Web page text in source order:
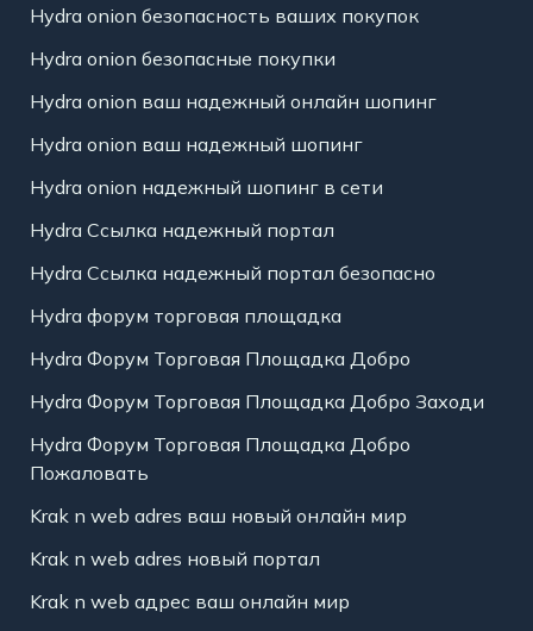
Hydra onion безопасность ваших покупок
Hydra onion безопасные покупки
Hydra onion ваш надежный онлайн шопинг
Hydra onion ваш надежный шопинг
Hydra onion надежный шопинг в сети
Hydra Ссылка надежный портал
Hydra Ссылка надежный портал безопасно
Hydra форум торговая площадка
Hydra Форум Торговая Площадка Добро
Hydra Форум Торговая Площадка Добро Заходи
Hydra Форум Торговая Площадка Добро
Пожаловать
Krak n web adres ваш новый онлайн мир
Krak n web adres новый портал
Krak n web адрес ваш онлайн мир